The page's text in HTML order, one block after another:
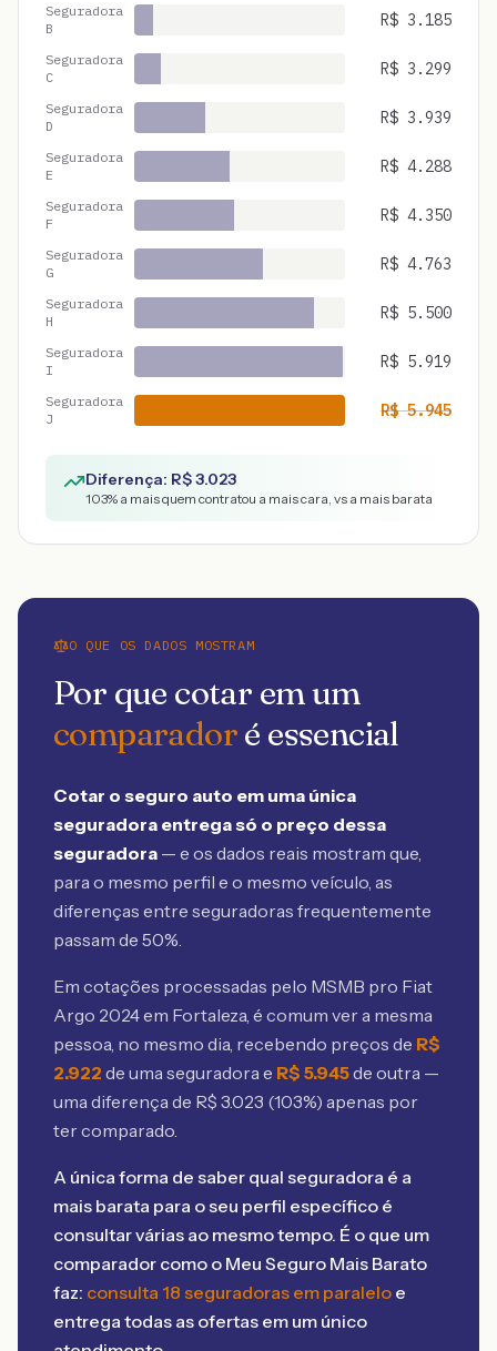
Seguradora
B
R$ 3.185
Seguradora
C
R$ 3.299
Seguradora
D
R$ 3.939
Seguradora
E
R$ 4.288
Seguradora
F
R$ 4.350
Seguradora
G
R$ 4.763
Seguradora
H
R$ 5.500
Seguradora
I
R$ 5.919
Seguradora
J
R$5.945
Diferença: R$3.023
103% a mais quem contratou a mais cara, vs a mais barata
O QUE OS DADOS MOSTRAM
Por que cotar em um
comparadoré essencial
Cotar o seguro auto em uma única
seguradora entrega só o preço dessa
seguradora — e os dados reais mostram que,
para o mesmo perfil e o mesmo veículo, as
diferenças entre seguradoras frequentemente
passam de 50%.
Em cotações processadas pelo MSMB pro Fiat
Argo 2024 em Fortaleza, é comum ver a mesma
pessoa, no mesmo dia, recebendo preços de R$
2.922 de uma seguradora e R$ 5.945de outra —
uma diferença de R$ 3.023 (103%) apenas por
ter comparado.
A única forma de saber qual seguradora é a
mais barata para o seu perfil específico é
consultar várias ao mesmo tempo. É o que um
comparador como o Meu Seguro Mais Barato
faz: consulta 18 seguradoras em paralelo e
entrega todas as ofertas em um único